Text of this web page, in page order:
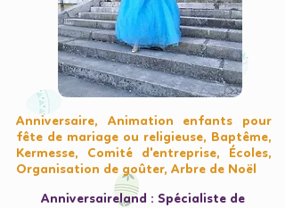
Anniversaire, Animation enfants pour
fête de mariage ou religieuse, Baptême,
Kermesse, Comité d'entreprise, Écoles,
Organisation de goûter, Arbre de Noël
Anniversaireland : Spécialiste de